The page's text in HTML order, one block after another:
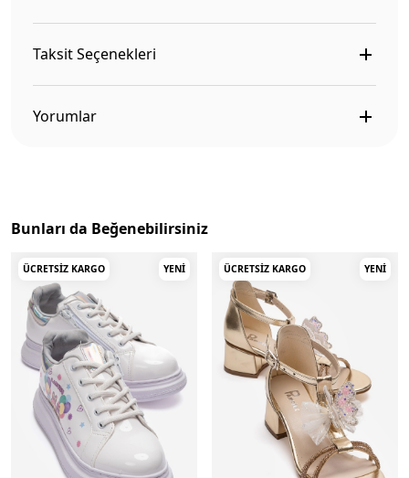
Taksit Seçenekleri
Yorumlar
Bunları da Beğenebilirsiniz
ÜCRETSIZ KARGO YENI ÜCRETSIZ KARGO YENI